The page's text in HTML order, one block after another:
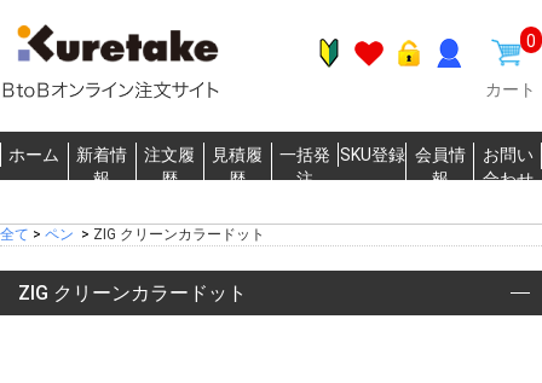
0
カート
ホーム
新着情
報
注文履
歴
見積履
歴
一括発
注
SKU登録 会員情
報
お問い
合わせ
全て > ペン > ZIG クリーンカラードット
ZIG クリーンカラードット